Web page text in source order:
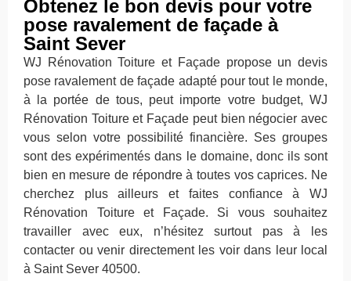
Obtenez le bon devis pour votre
pose ravalement de façade à
Saint Sever
WJ Rénovation Toiture et Façade propose un devis
pose ravalement de façade adapté pour tout le monde,
à la portée de tous, peut importe votre budget, WJ
Rénovation Toiture et Façade peut bien négocier avec
vous selon votre possibilité financière. Ses groupes
sont des expérimentés dans le domaine, donc ils sont
bien en mesure de répondre à toutes vos caprices. Ne
cherchez plus ailleurs et faites confiance à WJ
Rénovation Toiture et Façade. Si vous souhaitez
travailler avec eux, n’hésitez surtout pas à les
contacter ou venir directement les voir dans leur local
à Saint Sever 40500.